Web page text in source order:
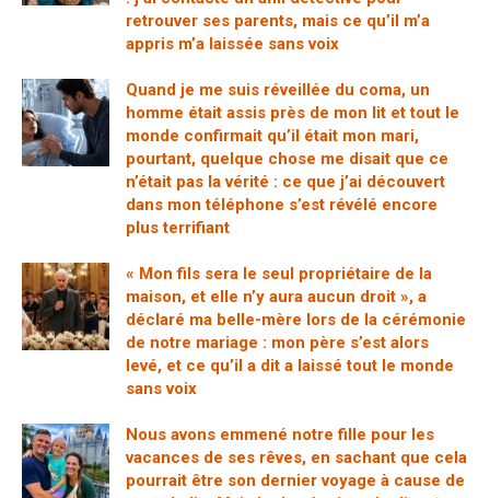
retrouver ses parents, mais ce qu’il m’a
appris m’a laissée sans voix
Quand je me suis réveillée du coma, un
homme était assis près de mon lit et tout le
monde confirmait qu’il était mon mari,
pourtant, quelque chose me disait que ce
n’était pas la vérité : ce que j’ai découvert
dans mon téléphone s’est révélé encore
plus terrifiant
« Mon fils sera le seul propriétaire de la
maison, et elle n’y aura aucun droit », a
déclaré ma belle-mère lors de la cérémonie
de notre mariage : mon père s’est alors
levé, et ce qu’il a dit a laissé tout le monde
sans voix
Nous avons emmené notre fille pour les
vacances de ses rêves, en sachant que cela
pourrait être son dernier voyage à cause de